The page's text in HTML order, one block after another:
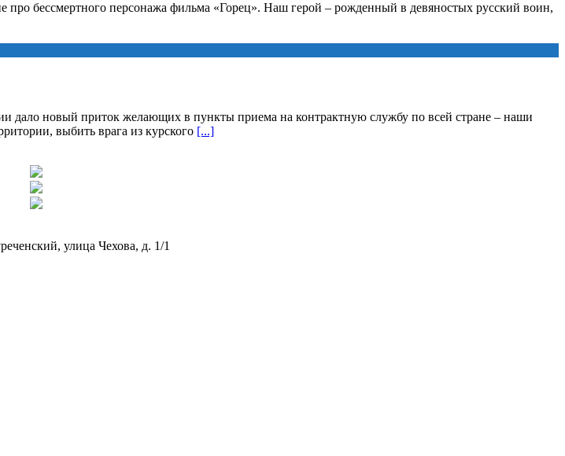
бессмертного персонажа фильма «Горец». Наш герой – рожденный в девяностых русский воин,
дало новый приток желающих в пункты приема на контрактную службу по всей стране – наши
выбить врага из курского [...]
улица Чехова, д. 1/1